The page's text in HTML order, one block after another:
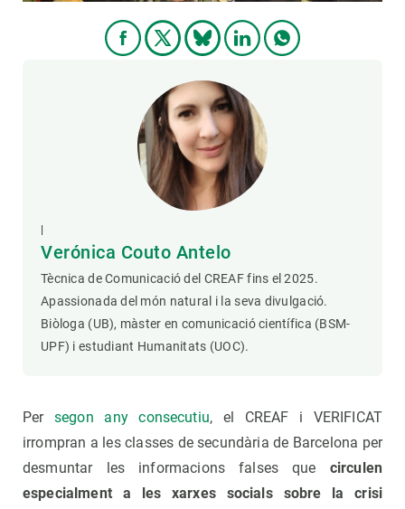
Verónica Couto Antelo
Tècnica de Comunicació del CREAF fins el 2025.
Apassionada del món natural i la seva divulgació.
Biòloga (UB), màster en comunicació científica (BSM-
UPF) i estudiant Humanitats (UOC).
Persegon any consecutiu, el CREAF i VERIFICAT
irrompran a les classes de secundària de Barcelona per
desmuntar les informacions falses que circulen
especialment a les xarxes socials
sobre la crisi